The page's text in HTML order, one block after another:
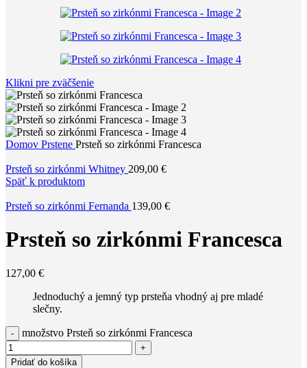
Klikni pre zväčšenie
Domov Prstene Prsteň so zirkónmi Francesca
Prsteň so zirkónmi Whitney 209,00 €
Späť k produktom
Prsteň so zirkónmi Fernanda 139,00 €
Prsteň so zirkónmi Francesca
127,00 €
Jednoduchý a jemný typ prsteňa vhodný aj pre mladé
slečny.
množstvo Prsteň so zirkónmi Francesca
Pridať do košíka